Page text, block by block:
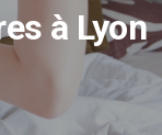
à Lyon